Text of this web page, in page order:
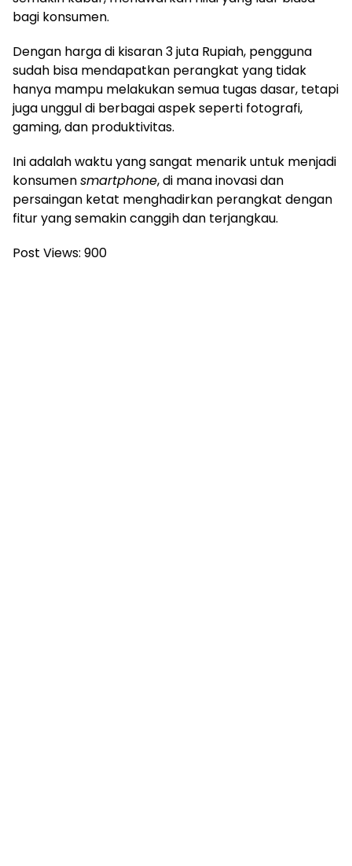
bagi konsumen.
Dengan harga di kisaran 3 juta Rupiah, pengguna
sudah bisa mendapatkan perangkat yang tidak
hanya mampu melakukan semua tugas dasar, tetapi
juga unggul di berbagai aspek seperti fotografi,
gaming, dan produktivitas.
Ini adalah waktu yang sangat menarik untuk menjadi
konsumensmartphone, di mana inovasi dan
persaingan ketat menghadirkan perangkat dengan
fitur yang semakin canggih dan terjangkau.
Post Views: 900